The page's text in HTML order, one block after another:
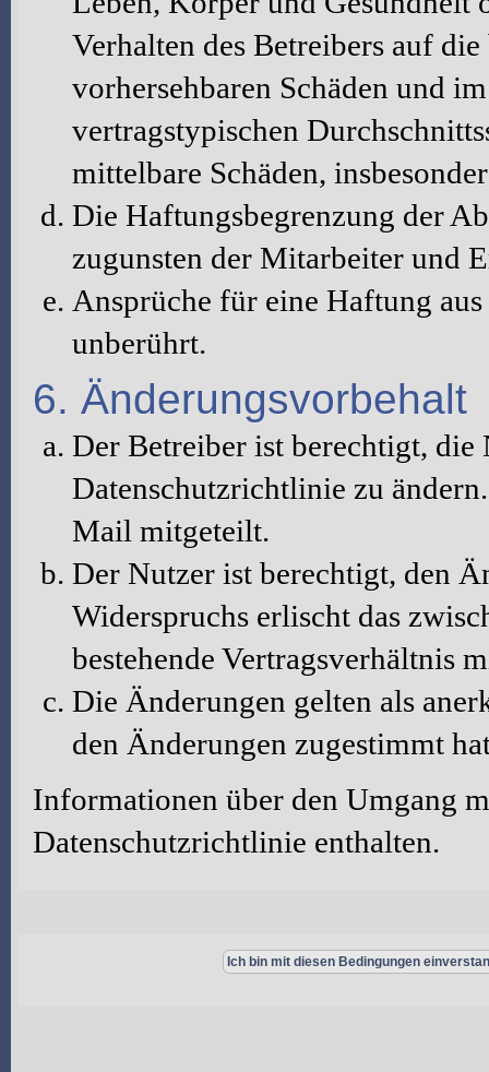
Verhalten des Betreibers auf
vorhersehbaren Schäden und
vertragstypischen
mittelbare Schäden,
Die Haftungsbegrenzung der
zugunsten der Mitarbeiter und
Ansprüche für eine Haftung
unberührt.
6. Änderungsvorbehalt
Der Betreiber ist berechtigt,
Datenschutzrichtlinie zu
Mail mitgeteilt.
Der Nutzer ist berechtigt, den
Widerspruchs erlischt das
bestehende Vertragsverhältnis
Die Änderungen gelten als
den Änderungen zugestimmt
Informationen über den Umgang
Datenschutzrichtlinie enthalten.